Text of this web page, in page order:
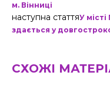
м. Вінниці
наступна статтяУ
здається у
СХОЖІ